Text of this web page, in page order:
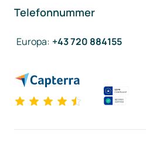
Telefonnummer
Europa: +43 720 884155